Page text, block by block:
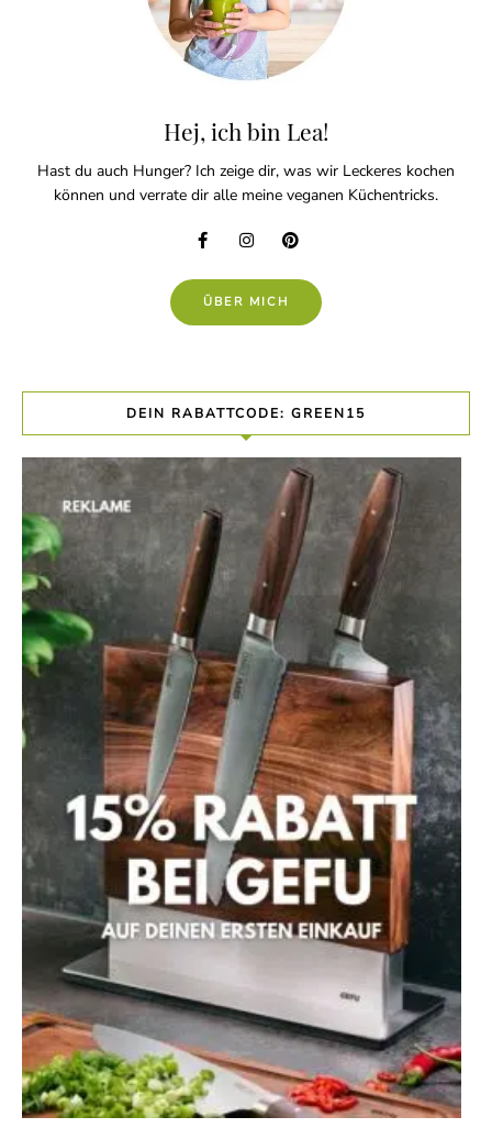
Hej, ich bin Lea!
Hast du auch Hunger? Ich zeige dir, was wir Leckeres kochen
können und verrate dir alle meine veganen Küchentricks.
ÜBER MICH
DEIN RABATTCODE: GREEN15